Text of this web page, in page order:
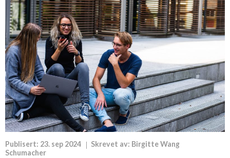
Publisert: 23. sep 2024 Skrevet av: Birgitte Wang
Schumacher